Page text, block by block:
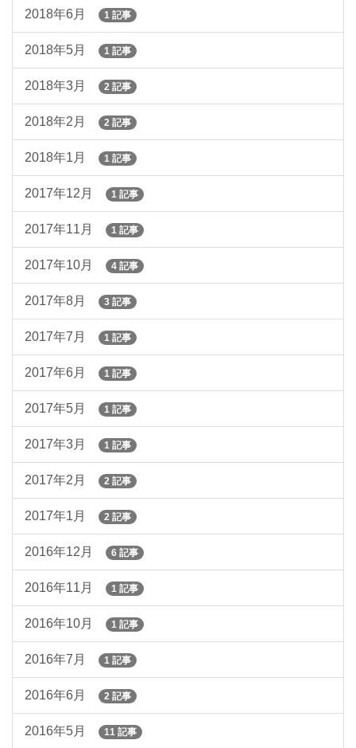
2018年6月 1 記事
2018年5月 1 記事
2018年3月 2 記事
2018年2月 2 記事
2018年1月 1 記事
2017年12月 1 記事
2017年11月 1 記事
2017年10月 4 記事
2017年8月 3 記事
2017年7月 1 記事
2017年6月 1 記事
2017年5月 1 記事
2017年3月 1 記事
2017年2月 2 記事
2017年1月 2 記事
2016年12月 6 記事
2016年11月 1 記事
2016年10月 1 記事
2016年7月 1 記事
2016年6月 2 記事
2016年5月 11 記事